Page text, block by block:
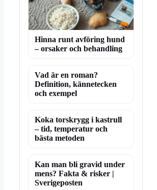
Hinna runt avföring hund
– orsaker och behandling
Vad är en roman?
Definition, kännetecken
och exempel
Koka torskrygg i kastrull
– tid, temperatur och
bästa metoden
Kan man bli gravid under
mens? Fakta & risker |
Sverigeposten